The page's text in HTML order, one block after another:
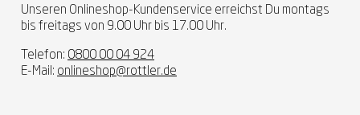
Unseren Onlineshop-Kundenservice erreichst Du montags
bis freitags von 9.00 Uhr bis 17.00 Uhr.
Telefon: 0800 00 04 924
E-Mail: onlineshop@rottler.de